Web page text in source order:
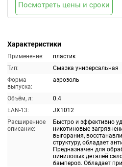
Характеристики
Применение:
пластик
Тип:
Смазка универсальная
Форма
выпуска:
аэрозоль
Объём, л:
0.4
EAN-13:
JX1012
Расширенное
описание:
Быстро и эффективно
никотиновые
выгорания,
структуру, обладает
Предназначен для
виниловых деталей
бамперов. Обладает
Посмотреть цены и сроки